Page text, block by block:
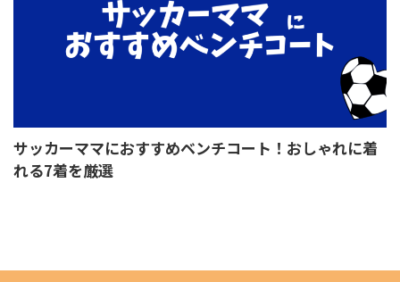
サッカーママにおすすめベンチコート！おしゃれに着
れる7着を厳選